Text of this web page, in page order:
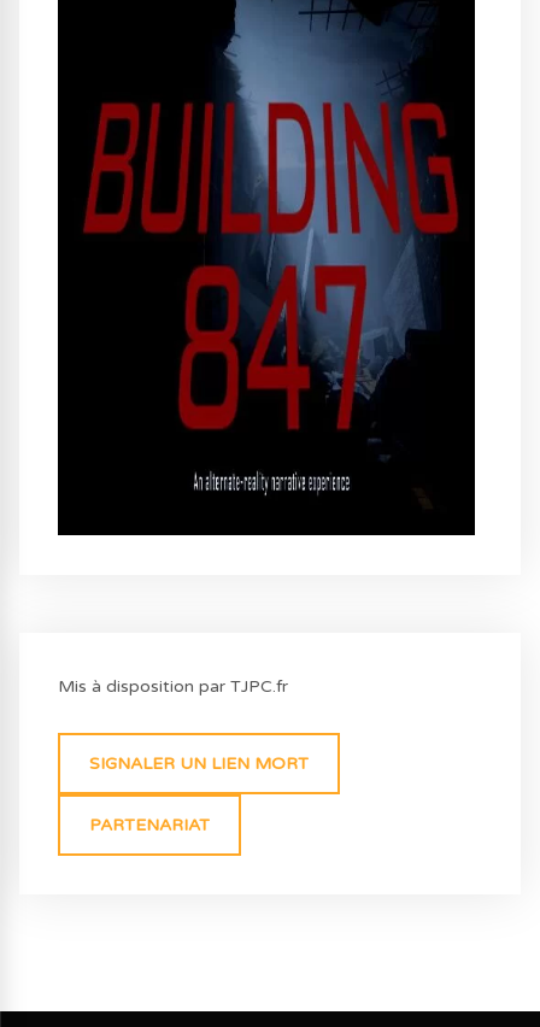
Mis à disposition par TJPC.fr
SIGNALER UN LIEN MORT
PARTENARIAT